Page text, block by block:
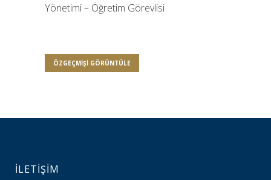
Yönetimi – Öğretim Görevlisi
ÖZGEÇMIŞI GÖRÜNTÜLE
İLETİŞİM